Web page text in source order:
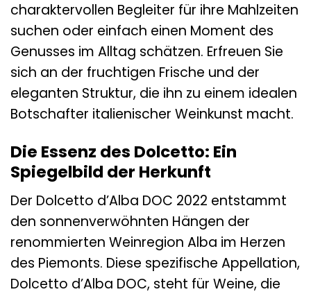
charaktervollen Begleiter für ihre Mahlzeiten
suchen oder einfach einen Moment des
Genusses im Alltag schätzen. Erfreuen Sie
sich an der fruchtigen Frische und der
eleganten Struktur, die ihn zu einem idealen
Botschafter italienischer Weinkunst macht.
Die Essenz des Dolcetto: Ein
Spiegelbild der Herkunft
Der Dolcetto d’Alba DOC 2022 entstammt
den sonnenverwöhnten Hängen der
renommierten Weinregion Alba im Herzen
des Piemonts. Diese spezifische Appellation,
Dolcetto d’Alba DOC, steht für Weine, die